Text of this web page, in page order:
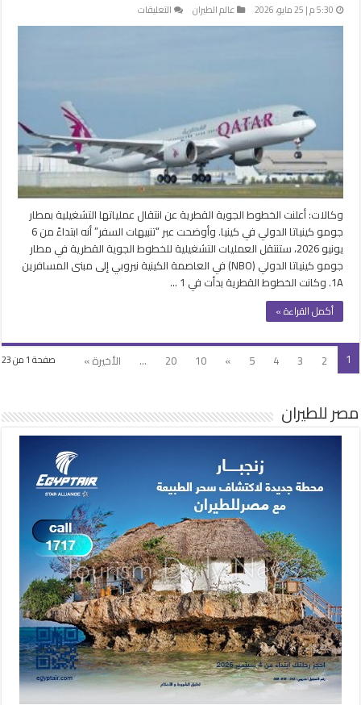
5:30 م | 25 مايو، 2026 عالم الطيران التعليقات
“الخطوط
كينياتا
إلى
مبنى
1A
مغلقة
وكالات: أعلنت الخطوط الجوية القطرية عن انتقال عملياتها التشغيلية بمطار
جومو كينياتا الدولي في كينيا. وأوضحت عبر “تنبيهات السفر” أنه ابتداءً من 6
يونيو 2026، ستنتقل العمليات التشغيلية للخطوط الجوية القطرية في مطار
جومو كينياتا الدولي (NBO) في العاصمة الكينية نيروبي إلى مبنى المسافرين
1A. وكانت الخطوط القطرية بدأت في 1 …
أكمل القراءة »
صفحة 1 من 23 1
2
3
4
5
»
10
20
... الأخيرة »
مصر للطيران